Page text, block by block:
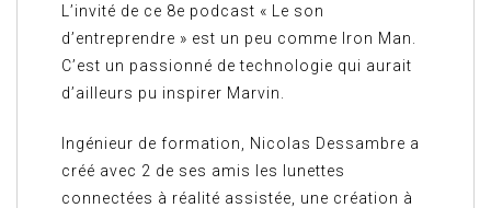
L’invité de ce 8e podcast « Le son
d’entreprendre » est un peu comme Iron Man.
C’est un passionné de technologie qui aurait
d’ailleurs pu inspirer Marvin.
Ingénieur de formation, Nicolas Dessambre a
créé avec 2 de ses amis les lunettes
connectées à réalité assistée, une création à